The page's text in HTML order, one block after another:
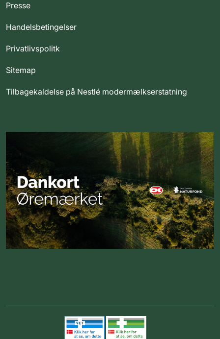
Presse
Handelsbetingelser
Privatlivspolitk
Sitemap
Tilbagekaldelse på Nestlé modermælkserstatning